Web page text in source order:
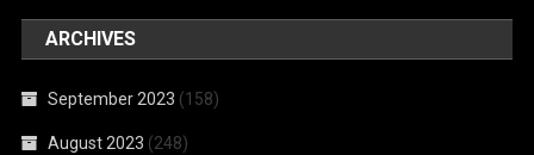
ARCHIVES
September 2023 (158)
August 2023 (248)